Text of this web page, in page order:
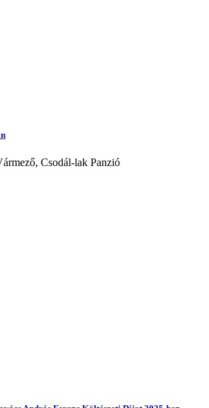
Csodál-lak Panzió